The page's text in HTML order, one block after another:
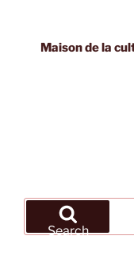
Maison de la
Search